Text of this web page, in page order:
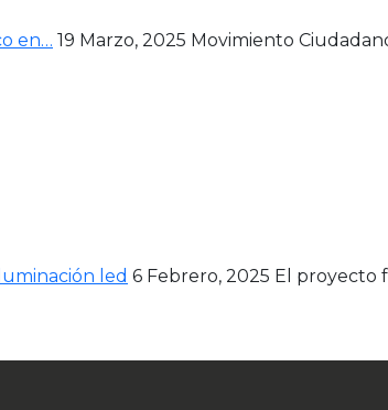
en… 19 Marzo, 2025 Movimiento
led 6 Febrero, 2025 El proyecto